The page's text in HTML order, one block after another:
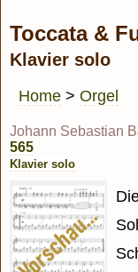
Toccata &
Klavier solo
Home > Orgel
Johann Sebastian
565
Klavier solo